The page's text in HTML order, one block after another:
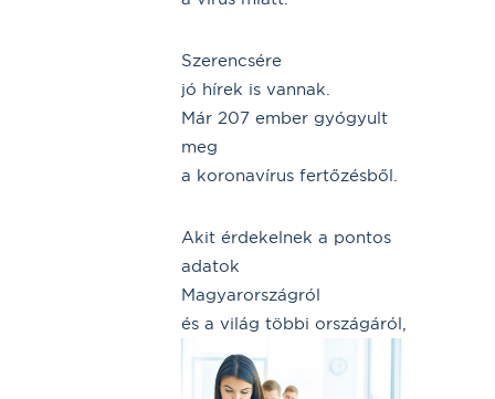
Szerencsére
jó hírek is vannak.
Már 207 ember gyógyult
meg
a koronavírus fertőzésből.
Akit érdekelnek a pontos
adatok
Magyarországról
és a világ többi országáról,